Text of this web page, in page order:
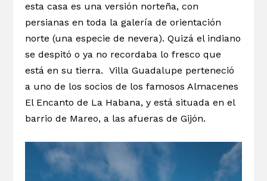
esta casa es una versión norteña, con
persianas en toda la galería de orientación
norte (una especie de nevera). Quizá el indiano
se despitó o ya no recordaba lo fresco que
está en su tierra. Villa Guadalupe perteneció
a uno de los socios de los famosos Almacenes
El Encanto de La Habana, y está situada en el
barrio de Mareo, a las afueras de Gijón.